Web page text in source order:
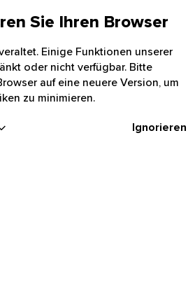
Sie Ihren Browser
Einige Funktionen unserer
oder nicht verfügbar. Bitte
auf eine neuere Version, um
zu minimieren.
Ignorieren